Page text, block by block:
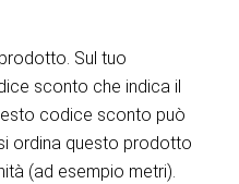
Sul tuo
sconto che indica il
codice sconto può
ordina questo prodotto
(ad esempio metri).